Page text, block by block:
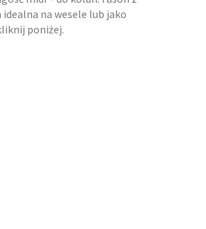
na wesele lub jako
poniżej.